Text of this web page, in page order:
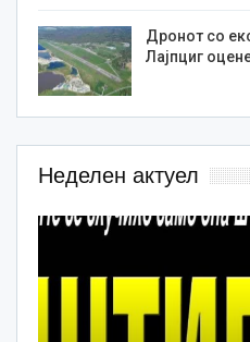
Дронот со
Лајпциг
Неделен актуел